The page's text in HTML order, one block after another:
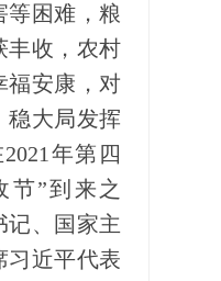
等困难，粮
丰收，农村
福安康，对
稳大局发挥
年第四
节”到来之
记、国家主
习近平代表